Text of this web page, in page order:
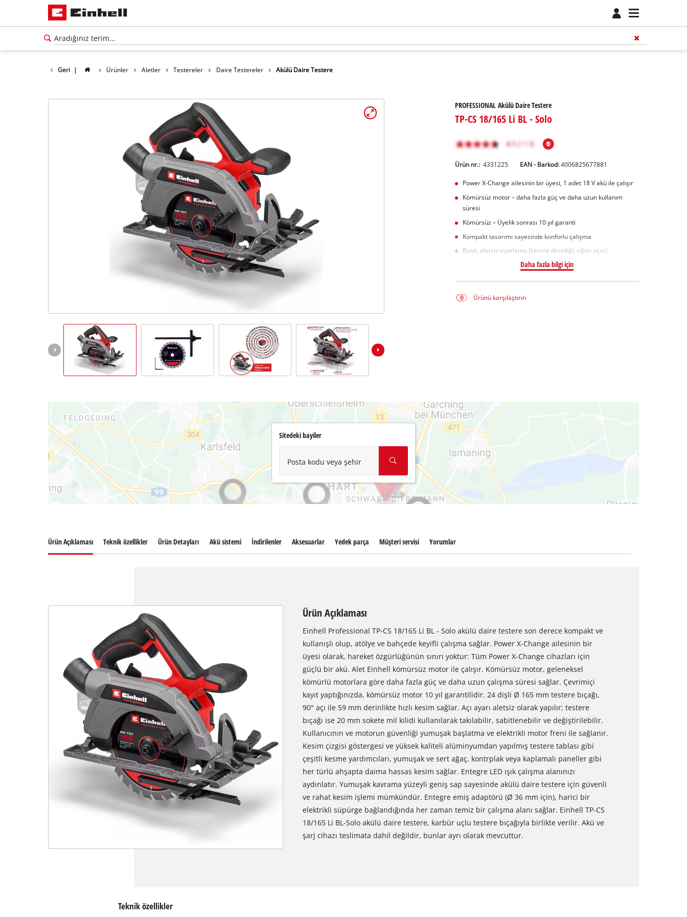
Geri | Ürünler Aletler Testereler Daire Testereler Akülü Daire Testere
PROFESSIONAL Akülü Daire Testere
TP-CS 18/165 Li BL - Solo
Ürün nr.: 4331225 EAN - Barkod:4006825677881
Power X-Change ailesinin bir üyesi, 1 adet 18 V akü ile çalışır
Kömürsüz motor – daha fazla güç ve daha uzun kullanım
süresi
Kömürsüz – Üyelik sonrası 10 yıl garanti
Kompakt tasarımı sayesinde konforlu çalışma
Basit, aletsiz ayarlama (kesme derinliği, eğim açısı)
Daha fazla bilgi için
Ürünü karşılaştırın
Sitedeki bayiler
Posta kodu veya şehir
Ürün Açıklaması Teknik özellikler Ürün Detayları Akü sistemi İndirilenler Aksesuarlar Yedek parça Müşteri servisi Yorumlar
Ürün Açıklaması
Einhell Professional TP-CS 18/165 Li BL - Solo akülü daire testere son derece kompakt ve
kullanışlı olup, atölye ve bahçede keyifli çalışma sağlar. Power X-Change ailesinin bir
üyesi olarak, hareket özgürlüğünün sınırı yoktur: Tüm Power X-Change cihazları için
güçlü bir akü. Alet Einhell kömürsüz motor ile çalışır. Kömürsüz motor, geleneksel
kömürlü motorlara göre daha fazla güç ve daha uzun çalışma süresi sağlar. Çevrimiçi
kayıt yaptığınızda, kömürsüz motor 10 yıl garantilidir. 24 dişli Ø 165 mm testere bıçağı,
90° açı ile 59 mm derinlikte hızlı kesim sağlar. Açı ayarı aletsiz olarak yapılır; testere
bıçağı ise 20 mm sokete mil kilidi kullanılarak takılabilir, sabitlenebilir ve değiştirilebilir.
Kullanıcının ve motorun güvenliği yumuşak başlatma ve elektrikli motor freni ile sağlanır.
Kesim çizgisi göstergesi ve yüksek kaliteli alüminyumdan yapılmış testere tablası gibi
çeşitli kesme yardımcıları, yumuşak ve sert ağaç, kontrplak veya kaplamalı paneller gibi
her türlü ahşapta daima hassas kesim sağlar. Entegre LED ışık çalışma alanınızı
aydınlatır. Yumuşak kavrama yüzeyli geniş sap sayesinde akülü daire testere için güvenli
ve rahat kesim işlemi mümkündür. Entegre emiş adaptörü (Ø 36 mm için), harici bir
elektrikli süpürge bağlandığında her zaman temiz bir çalışma alanı sağlar. Einhell TP-CS
18/165 Li BL-Solo akülü daire testere, karbür uçlu testere bıçağıyla birlikte verilir. Akü ve
şarj cihazı teslimata dahil değildir, bunlar ayrı olarak mevcuttur.
Teknik özellikler